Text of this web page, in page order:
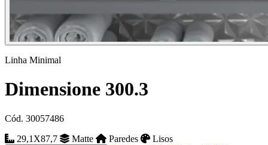
Linha Minimal
Dimensione 300.3
Cód. 30057486
29,1X87,7
Matte Paredes Lisos